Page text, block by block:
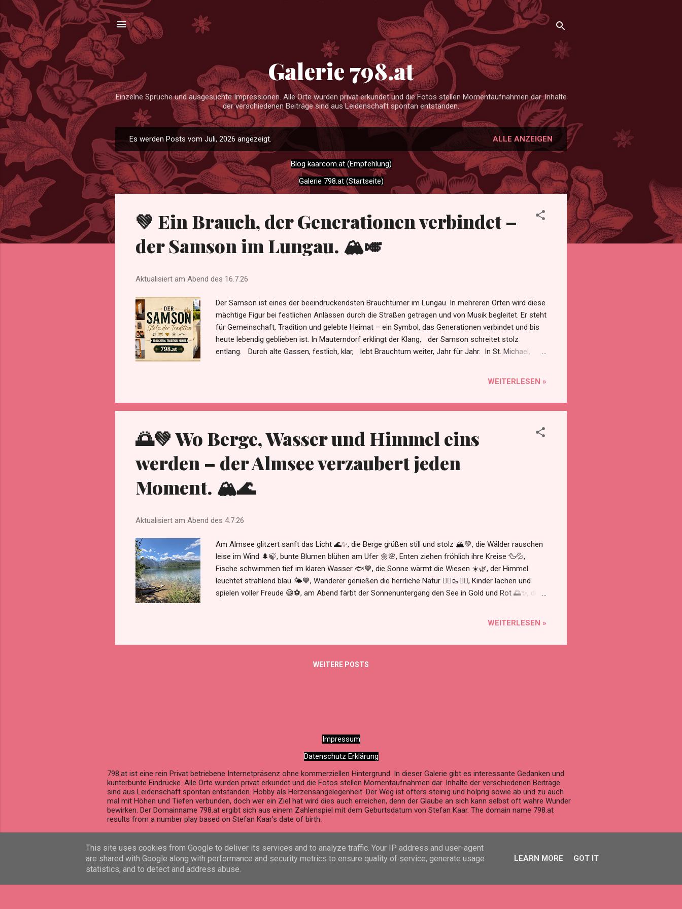
Galerie 798.at
Einzelne Sprüche und ausgesuchte Impressionen. Alle Orte wurden privat erkundet und die Fotos stellen Momentaufnahmen dar. Inhalte
der verschiedenen Beiträge sind aus Leidenschaft spontan entstanden.
o
s
t
s
Es werden Posts vom Juli, 2026 angezeigt. ALLE ANZEIGEN
Blog kaarcom.at (Empfehlung)
Galerie 798.at (Startseite)
💚 Ein Brauch, der Generationen verbindet –
der Samson im Lungau. 🏔️🎺
Aktualisiert am Abend des 16.7.26
Der Samson ist eines der beeindruckendsten Brauchtümer im Lungau. In mehreren Orten wird diese
mächtige Figur bei festlichen Anlässen durch die Straßen getragen und von Musik begleitet. Er steht
für Gemeinschaft, Tradition und gelebte Heimat – ein Symbol, das Generationen verbindet und bis
heute lebendig geblieben ist. In Mauterndorf erklingt der Klang, der Samson schreitet stolz
entlang. Durch alte Gassen, festlich, klar, lebt Brauchtum weiter, Jahr für Jahr. In St. Michael,
alle ist er pures Glück. Und Tamsweg trägt ihn durch die Zeit, mit Stolz, mit Kraft und Einigkeit. Ein
WEITERLESEN »
🌅💚 Wo Berge, Wasser und Himmel eins
werden – der Almsee verzaubert jeden
Moment. 🏔️🌊
Aktualisiert am Abend des 4.7.26
Am Almsee glitzert sanft das Licht 🌊✨, die Berge grüßen still und stolz 🏔️💚, die Wälder rauschen
leise im Wind 🌲🍃, bunte Blumen blühen am Ufer 🌼🌸, Enten ziehen fröhlich ihre Kreise 🦆💦,
Fische schwimmen tief im klaren Wasser 🐟💙, die Sonne wärmt die Wiesen ☀️🌿, der Himmel
leuchtet strahlend blau 🌤️💙, Wanderer genießen die herrliche Natur 🚶‍♀️🥾🚶‍♂️, Kinder lachen und
spielen voller Freude 😄⚽, am Abend färbt der Sonnenuntergang den See in Gold und Rot 🌅✨, die
WEITERLESEN »
WEITERE POSTS
Impressum
Datenschutz Erklärung
798.at ist eine rein Privat betriebene Internetpräsenz ohne kommerziellen Hintergrund. In dieser Galerie gibt es interessante Gedanken und
kunterbunte Eindrücke. Alle Orte wurden privat erkundet und die Fotos stellen Momentaufnahmen dar. Inhalte der verschiedenen Beiträge
sind aus Leidenschaft spontan entstanden. Hobby als Herzensangelegenheit. Der Weg ist öfters steinig und holprig sowie ab und zu auch
mal mit Höhen und Tiefen verbunden, doch wer ein Ziel hat wird dies auch erreichen, denn der Glaube an sich kann selbst oft wahre Wunder
bewirken. Der Domainname 798.at ergibt sich aus einem Zahlenspiel mit dem Geburtsdatum von Stefan Kaar. The domain name 798.at
results from a number play based on Stefan Kaar’s date of birth.
© 2026 by Stefan Kaar, All rights reserved.
This site uses cookies from Google to deliver its services and to analyze traffic. Your IP address and user-agent
are shared with Google along with performance and security metrics to ensure quality of service, generate usage
statistics, and to detect and address abuse.
LEARN MORE GOT IT